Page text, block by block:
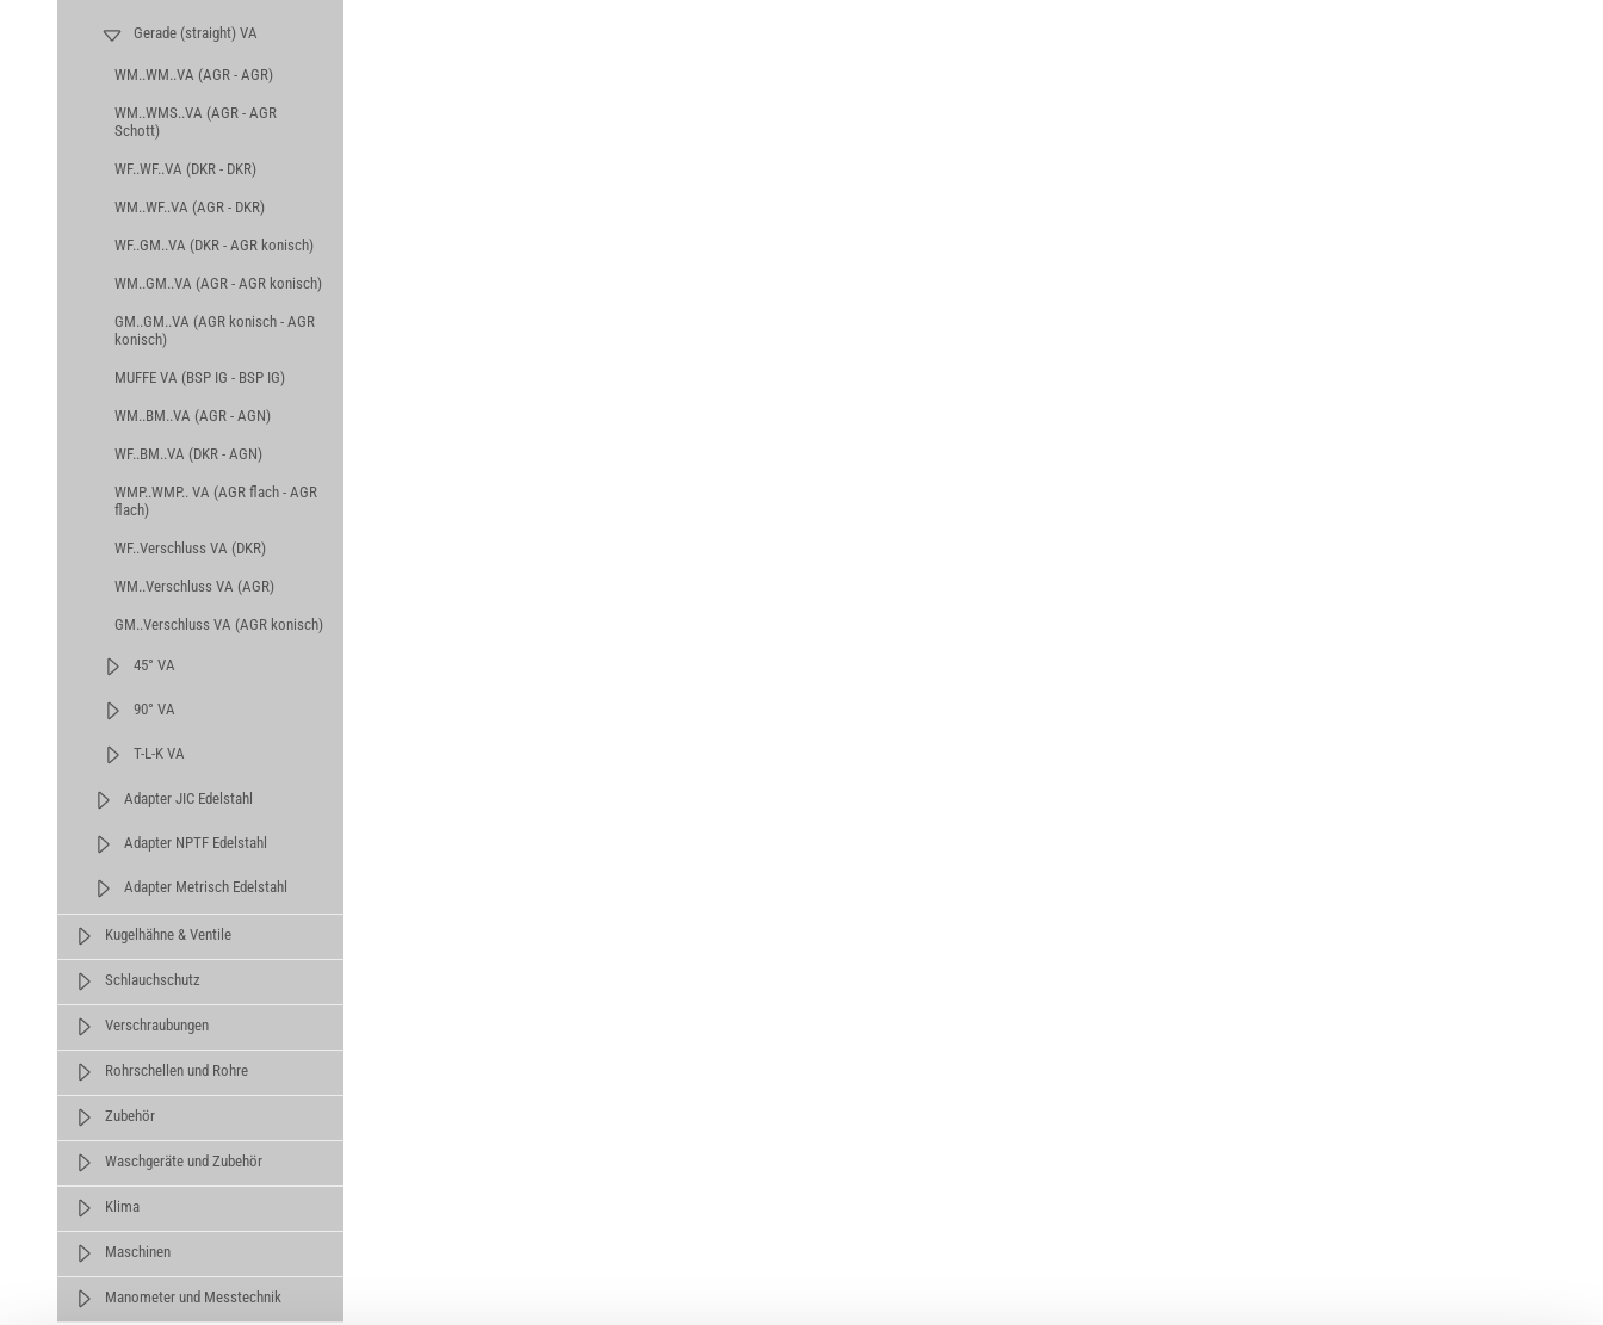
Gerade (straight) VA
WM..WM..VA (AGR - AGR)
WM..WMS..VA (AGR - AGR
Schott)
WF..WF..VA (DKR - DKR)
WM..WF..VA (AGR - DKR)
WF..GM..VA (DKR - AGR konisch)
WM..GM..VA (AGR - AGR konisch)
GM..GM..VA (AGR konisch - AGR
konisch)
MUFFE VA (BSP IG - BSP IG)
WM..BM..VA (AGR - AGN)
WF..BM..VA (DKR - AGN)
WMP..WMP.. VA (AGR flach - AGR
flach)
WF..Verschluss VA (DKR)
WM..Verschluss VA (AGR)
GM..Verschluss VA (AGR konisch)
45° VA
90° VA
T-L-K VA
Adapter JIC Edelstahl
Adapter NPTF Edelstahl
Adapter Metrisch Edelstahl
Kugelhähne & Ventile
Schlauchschutz
Verschraubungen
Rohrschellen und Rohre
Zubehör
Waschgeräte und Zubehör
Klima
Maschinen
Manometer und Messtechnik